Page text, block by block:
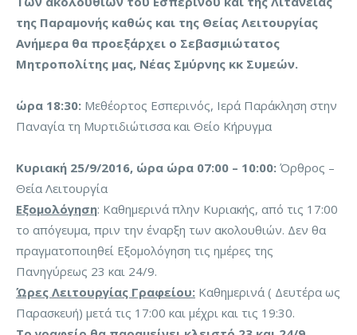
της Παραμονής καθώς και της Θείας Λειτουργίας
Ανήμερα θα προεξάρχει ο Σεβασμιώτατος
Μητροπολίτης μας, Νέας Σμύρνης κκ Συμεών.
ώρα 18:30: Μεθέορτος Εσπερινός, Ιερά Παράκληση στην
Παναγία τη Μυρτιδιώτισσα και Θείο Κήρυγμα
Κυριακή 25/9/2016, ώρα ώρα 07:00 – 10:00: Όρθρος –
Θεία Λειτουργία
Εξομολόγηση: Καθημερινά πλην Κυριακής, από τις 17:00
το απόγευμα, πριν την έναρξη των ακολουθιών. Δεν θα
πραγματοποιηθεί Εξομολόγηση τις ημέρες της
Πανηγύρεως 23 και 24/9.
Ώρες Λειτουργίας Γραφείου: Καθημερινά ( Δευτέρα ως
Παρασκευή) μετά τις 17:00 και μέχρι και τις 19:30.